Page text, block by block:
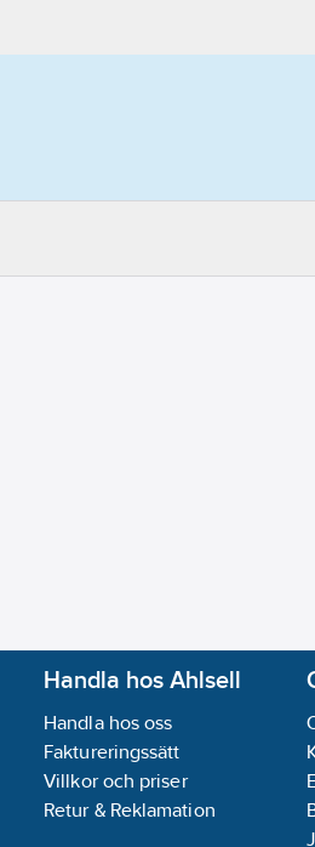
Handla hos Ahlsell
Handla hos oss
Faktureringssätt
Villkor och priser
Retur & Reklamation